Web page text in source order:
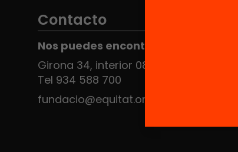
Contacto
Nos puedes encontrar en el HUB
Girona 34, interior 08010 Barcelona
Tel 934 588 700
fundacio@equitat.org